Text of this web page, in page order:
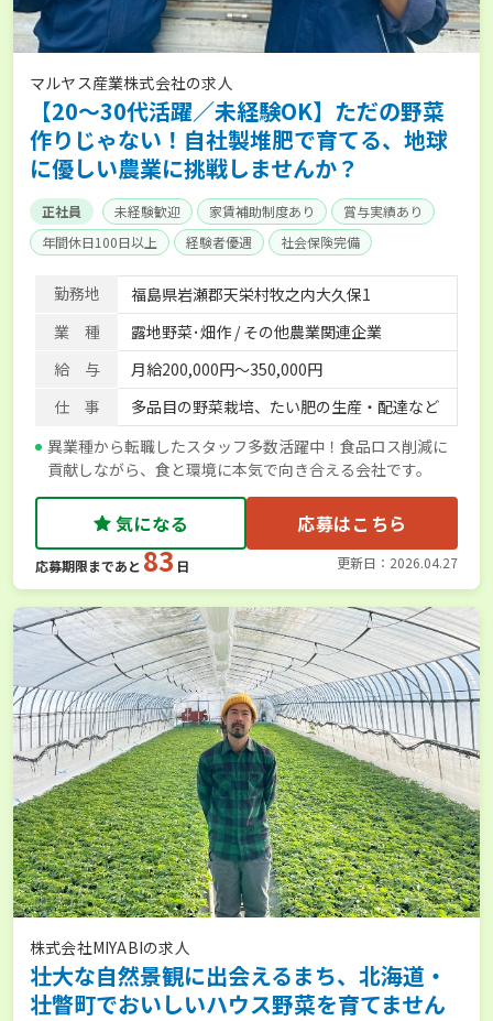
マルヤス産業株式会社の求人
【20～30代活躍／未経験OK】ただの野菜
作りじゃない！自社製堆肥で育てる、地球
に優しい農業に挑戦しませんか？
正社員 未経験歓迎 家賃補助制度あり
賞与実績あり
年間休日100日以上
経験者優遇 社会保険完備
勤務地
福島県岩瀬郡天栄村牧之内大久保1
業 種
露地野菜･畑作 / その他農業関連企業
給 与
月給200,000円〜350,000円
仕 事
多品目の野菜栽培、たい肥の生産・配達など
異業種から転職したスタッフ多数活躍中！食品ロス削減に
貢献しながら、食と環境に本気で向き合える会社です。
気になる 応募はこちら
応募期限まであと 83 日 更新日：2026.04.27
株式会社MIYABIの求人
壮大な自然景観に出会えるまち、北海道・
壮瞥町でおいしいハウス野菜を育てません